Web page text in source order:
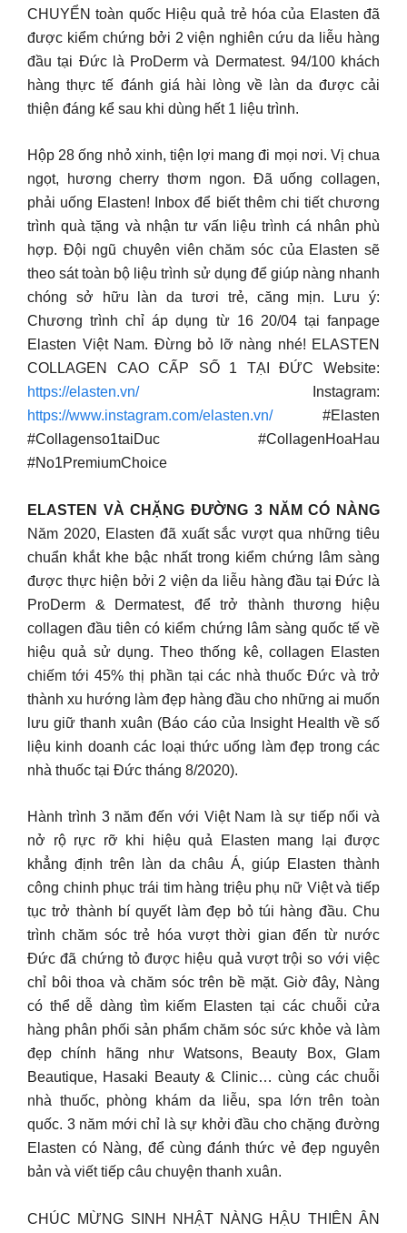
CHUYỂN toàn quốc Hiệu quả trẻ hóa của Elasten đã
được kiểm chứng bởi 2 viện nghiên cứu da liễu hàng
đầu tại Đức là ProDerm và Dermatest. 94/100 khách
hàng thực tế đánh giá hài lòng về làn da được cải
thiện đáng kể sau khi dùng hết 1 liệu trình.
Hộp 28 ống nhỏ xinh, tiện lợi mang đi mọi nơi. Vị chua
ngọt, hương cherry thơm ngon. Đã uống collagen,
phải uống Elasten! Inbox để biết thêm chi tiết chương
trình quà tặng và nhận tư vấn liệu trình cá nhân phù
hợp. Đội ngũ chuyên viên chăm sóc của Elasten sẽ
theo sát toàn bộ liệu trình sử dụng để giúp nàng nhanh
chóng sở hữu làn da tươi trẻ, căng mịn. Lưu ý:
Chương trình chỉ áp dụng từ 16 20/04 tại fanpage
Elasten Việt Nam. Đừng bỏ lỡ nàng nhé! ELASTEN
COLLAGEN CAO CẤP SỐ 1 TẠI ĐỨC Website:
https://elasten.vn/Instagram:
https://www.instagram.com/elasten.vn/#Elasten
#Collagenso1taiDuc #CollagenHoaHau
#No1PremiumChoice
ELASTEN VÀ CHẶNG ĐƯỜNG 3 NĂM CÓ NÀNG
Năm 2020, Elasten đã xuất sắc vượt qua những tiêu
chuẩn khắt khe bậc nhất trong kiểm chứng lâm sàng
được thực hiện bởi 2 viện da liễu hàng đầu tại Đức là
ProDerm & Dermatest, để trở thành thương hiệu
collagen đầu tiên có kiểm chứng lâm sàng quốc tế về
hiệu quả sử dụng. Theo thống kê, collagen Elasten
chiếm tới 45% thị phần tại các nhà thuốc Đức và trở
thành xu hướng làm đẹp hàng đầu cho những ai muốn
lưu giữ thanh xuân (Báo cáo của Insight Health về số
liệu kinh doanh các loại thức uống làm đẹp trong các
nhà thuốc tại Đức tháng 8/2020).
Hành trình 3 năm đến với Việt Nam là sự tiếp nối và
nở rộ rực rỡ khi hiệu quả Elasten mang lại được
khẳng định trên làn da châu Á, giúp Elasten thành
công chinh phục trái tim hàng triệu phụ nữ Việt và tiếp
tục trở thành bí quyết làm đẹp bỏ túi hàng đầu. Chu
trình chăm sóc trẻ hóa vượt thời gian đến từ nước
Đức đã chứng tỏ được hiệu quả vượt trội so với việc
chỉ bôi thoa và chăm sóc trên bề mặt. Giờ đây, Nàng
có thể dễ dàng tìm kiếm Elasten tại các chuỗi cửa
hàng phân phối sản phẩm chăm sóc sức khỏe và làm
đẹp chính hãng như Watsons, Beauty Box, Glam
Beautique, Hasaki Beauty & Clinic… cùng các chuỗi
nhà thuốc, phòng khám da liễu, spa lớn trên toàn
quốc. 3 năm mới chỉ là sự khởi đầu cho chặng đường
Elasten có Nàng, để cùng đánh thức vẻ đẹp nguyên
bản và viết tiếp câu chuyện thanh xuân.
CHÚC MỪNG SINH NHẬT NÀNG HẬU THIÊN ÂN